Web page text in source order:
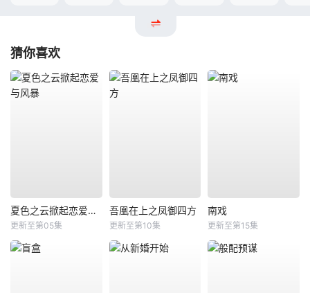
猜你喜欢
夏色之云掀起恋爱与风暴
更新至第05集
吾凰在上之凤御四方
更新至第10集
南戏
更新至第15集